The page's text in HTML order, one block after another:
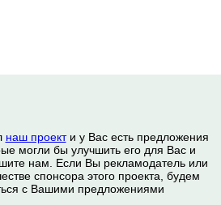
наш проекти у Вас есть предложения
могли бы улучшить его для Вас и
нам. Если Вы рекламодатель или
спонсора этого проекта, будем
с Вашими предложениями